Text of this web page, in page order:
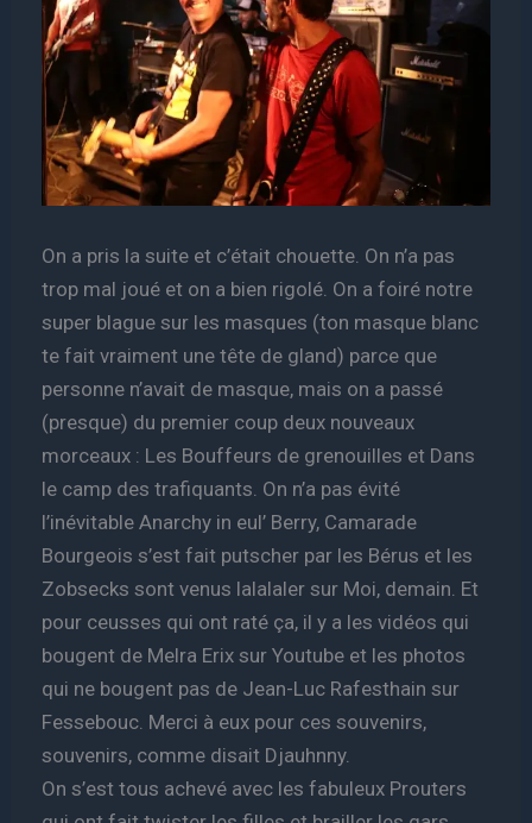
On a pris la suite et c’était chouette. On n’a pas
trop mal joué et on a bien rigolé. On a foiré notre
super blague sur les masques (ton masque blanc
te fait vraiment une tête de gland) parce que
personne n’avait de masque, mais on a passé
(presque) du premier coup deux nouveaux
morceaux : Les Bouffeurs de grenouilles et Dans
le camp des trafiquants. On n’a pas évité
l’inévitable Anarchy in eul’ Berry, Camarade
Bourgeois s’est fait putscher par les Bérus et les
Zobsecks sont venus lalalaler sur Moi, demain. Et
pour ceusses qui ont raté ça, il y a les vidéos qui
bougent de Melra Erix sur Youtube et les photos
qui ne bougent pas de Jean-Luc Rafesthain sur
Fessebouc. Merci à eux pour ces souvenirs,
souvenirs, comme disait Djauhnny.
On s’est tous achevé avec les fabuleux Prouters